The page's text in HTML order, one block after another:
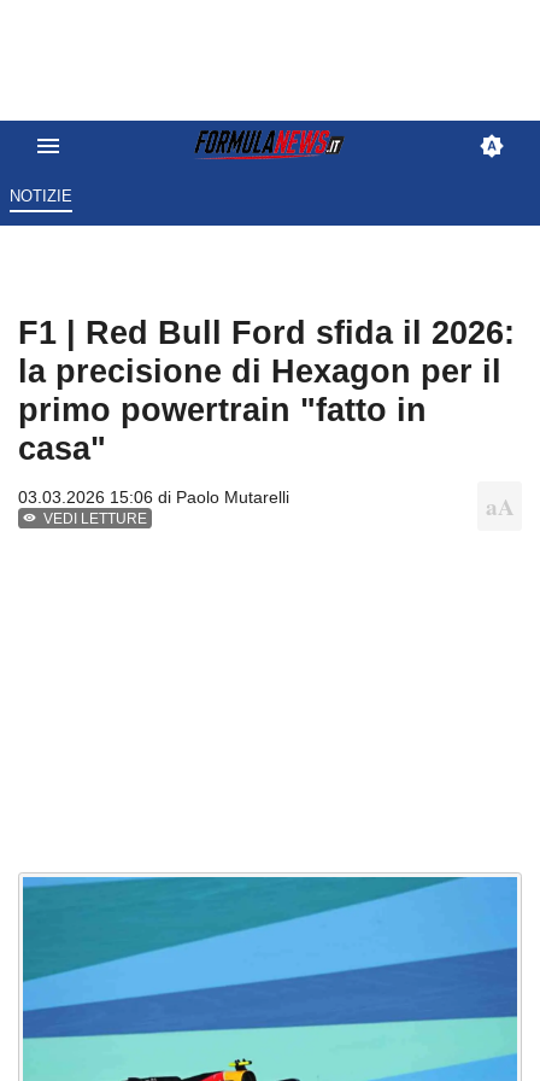
NOTIZIE
F1 | Red Bull Ford sfida il 2026:
la precisione di Hexagon per il
primo powertrain "fatto in
casa"
03.03.2026 15:06 di Paolo Mutarelli
VEDI LETTURE